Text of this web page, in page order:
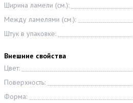
Ширина ламели (см.):
Между ламелями (см.):
Штук в упаковке:
Внешние свойства
Цвет:
Поверхность:
Форма: